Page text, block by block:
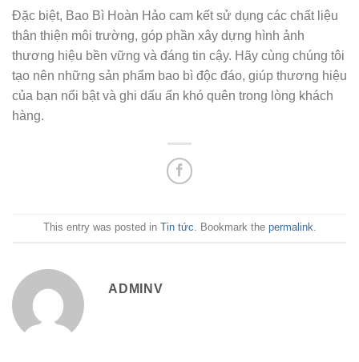
Đặc biệt, Bao Bì Hoàn Hảo cam kết sử dụng các chất liệu
thân thiện môi trường, góp phần xây dựng hình ảnh
thương hiệu bền vững và đáng tin cậy. Hãy cùng chúng tôi
tạo nên những sản phẩm bao bì độc đáo, giúp thương hiệu
của bạn nổi bật và ghi dấu ấn khó quên trong lòng khách
hàng.
This entry was posted in Tin tức. Bookmark the permalink.
ADMINV